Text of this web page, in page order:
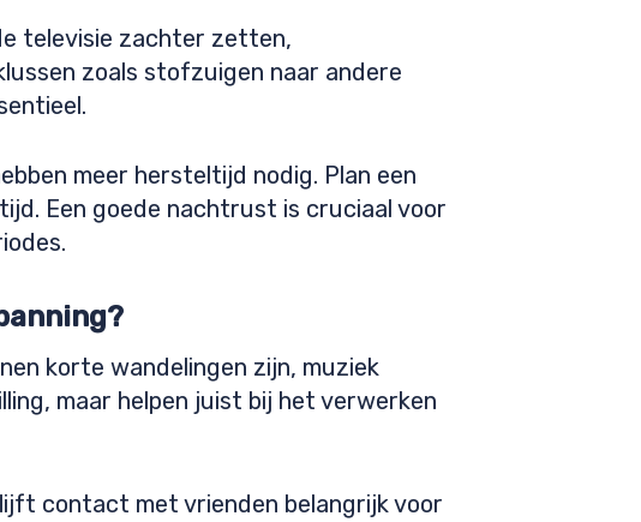
televisie zachter zetten,
zoals stofzuigen naar andere
meer hersteltijd nodig. Plan een
Een goede nachtrust is cruciaal voor
korte wandelingen zijn, muziek
maar helpen juist bij het verwerken
contact met vrienden belangrijk voor